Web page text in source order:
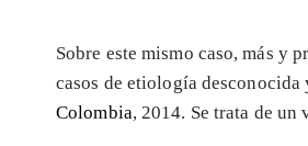
Sobre este mismo caso, más y
casos de etiología
Colombia, 2014. Se trata de